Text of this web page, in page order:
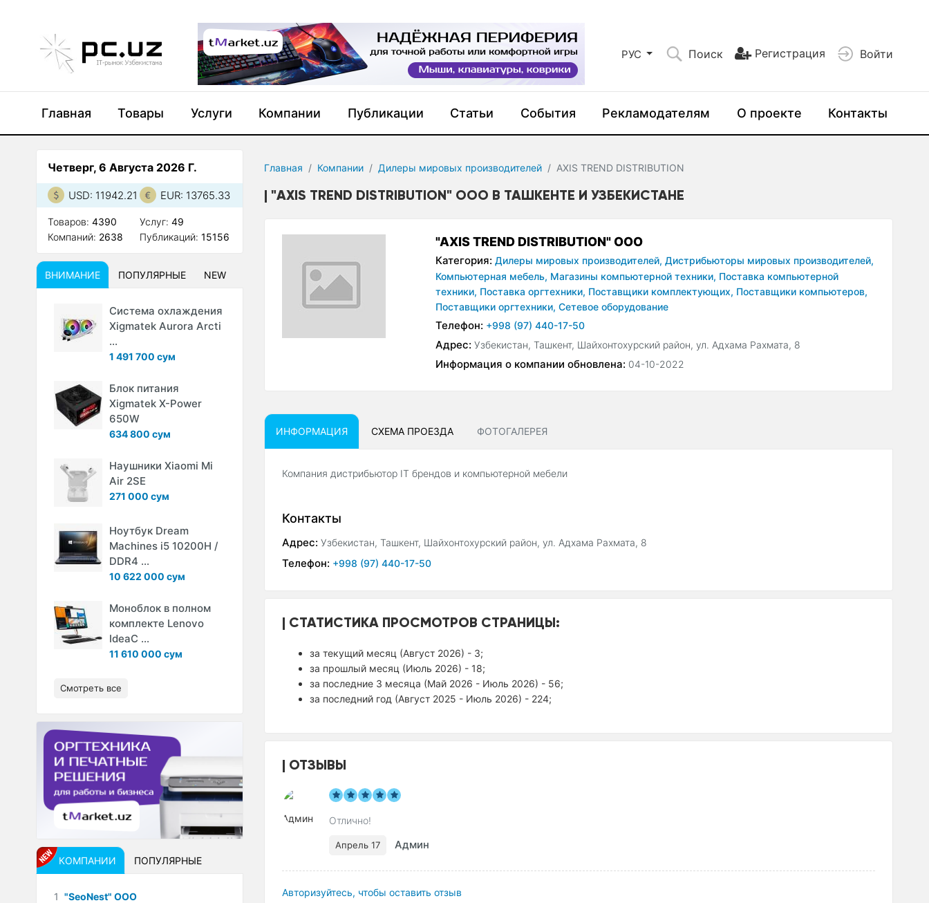
РУС Поиск Регистрация Войти
Главная Товары Услуги Компании Публикации Статьи События Рекламодателям О проекте Контакты
Главная Компании Дилеры мировых производителей AXIS TREND DISTRIBUTION
"AXIS TREND DISTRIBUTION" ООО В ТАШКЕНТЕ И УЗБЕКИСТАНЕ
"AXIS TREND DISTRIBUTION" ООО
Категория: Дилеры мировых производителей, Дистрибьюторы мировых производителей,
Компьютерная мебель, Магазины компьютерной техники, Поставка компьютерной
техники, Поставка оргтехники, Поставщики комплектующих, Поставщики компьютеров,
Поставщики оргтехники, Сетевое оборудование
Телефон: +998 (97) 440-17-50
Адрес: Узбекистан, Ташкент, Шайхонтохурский район, ул. Адхама Рахмата, 8
Информация о компании обновлена: 04-10-2022
ИНФОРМАЦИЯ СХЕМА ПРОЕЗДА ФОТОГАЛЕРЕЯ
Компания дистрибьютор IT брендов и компьютерной мебели
Контакты
Адрес: Узбекистан, Ташкент, Шайхонтохурский район, ул. Адхама Рахмата, 8
Телефон: +998 (97) 440-17-50
СТАТИСТИКА ПРОСМОТРОВ СТРАНИЦЫ:
за текущий месяц (Август 2026) - 3;
за прошлый месяц (Июль 2026) - 18;
за последние 3 месяца (Май 2026 - Июль 2026) - 56;
за последний год (Август 2025 - Июль 2026) - 224;
ОТЗЫВЫ
Отлично!
Апрель 17 Админ
Авторизуйтесь, чтобы оставить отзыв
Четверг, 6 Августа 2026 Г.
USD: 11942.21 EUR: 13765.33
Товаров: 4390
Компаний: 2638
Услуг:49
Публикаций:15156
ВНИМАНИЕ ПОПУЛЯРНЫЕ NEW
Система охлаждения
Xigmatek Aurora Arcti
...
1 491 700 сум
Блок питания
Xigmatek X-Power
650W
634 800 сум
Наушники Xiaomi Mi
Air 2SE
271 000 сум
Ноутбук Dream
Machines i5 10200H /
DDR4 ...
10 622 000 сум
Моноблок в полном
комплекте Lenovo
IdeaC ...
11 610 000 сум
Смотреть все
КОМПАНИИ ПОПУЛЯРНЫЕ
1 "SeoNest" ООО